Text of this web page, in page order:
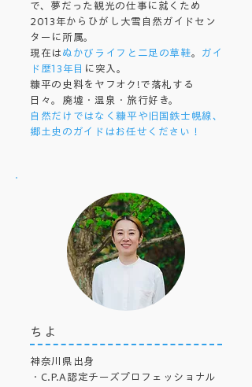
で、夢だった観光の仕事に就くため
2013年からひがし大雪自然ガイドセン
ターに所属。
現在は ぬかびライフと二足の草鞋。 ガイ
ド歴13年目 に突入。
糠平の史料をヤフオク!で落札する
日々。廃墟・温泉・旅行好き。
自然だけではなく糠平や旧国鉄士幌線、
郷土史のガイドはお任せください！
ちよ
神奈川県出身
・C.P.A認定チーズプロフェッショナル